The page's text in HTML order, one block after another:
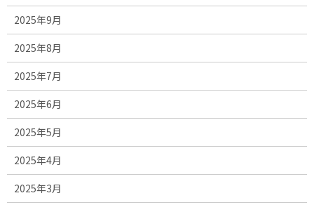
2025年9月
2025年8月
2025年7月
2025年6月
2025年5月
2025年4月
2025年3月